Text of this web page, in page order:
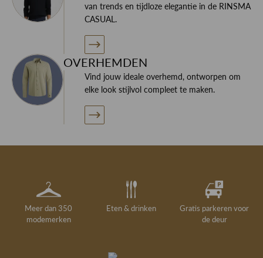
van trends en tijdloze elegantie in de RINSMA
CASUAL.
OVERHEMDEN
Vind jouw ideale overhemd, ontworpen om
elke look stijlvol compleet te maken.
Meer dan 350
modemerken
Eten & drinken
Gratis parkeren voor
de deur
Gratis retourneren in
Deskundig